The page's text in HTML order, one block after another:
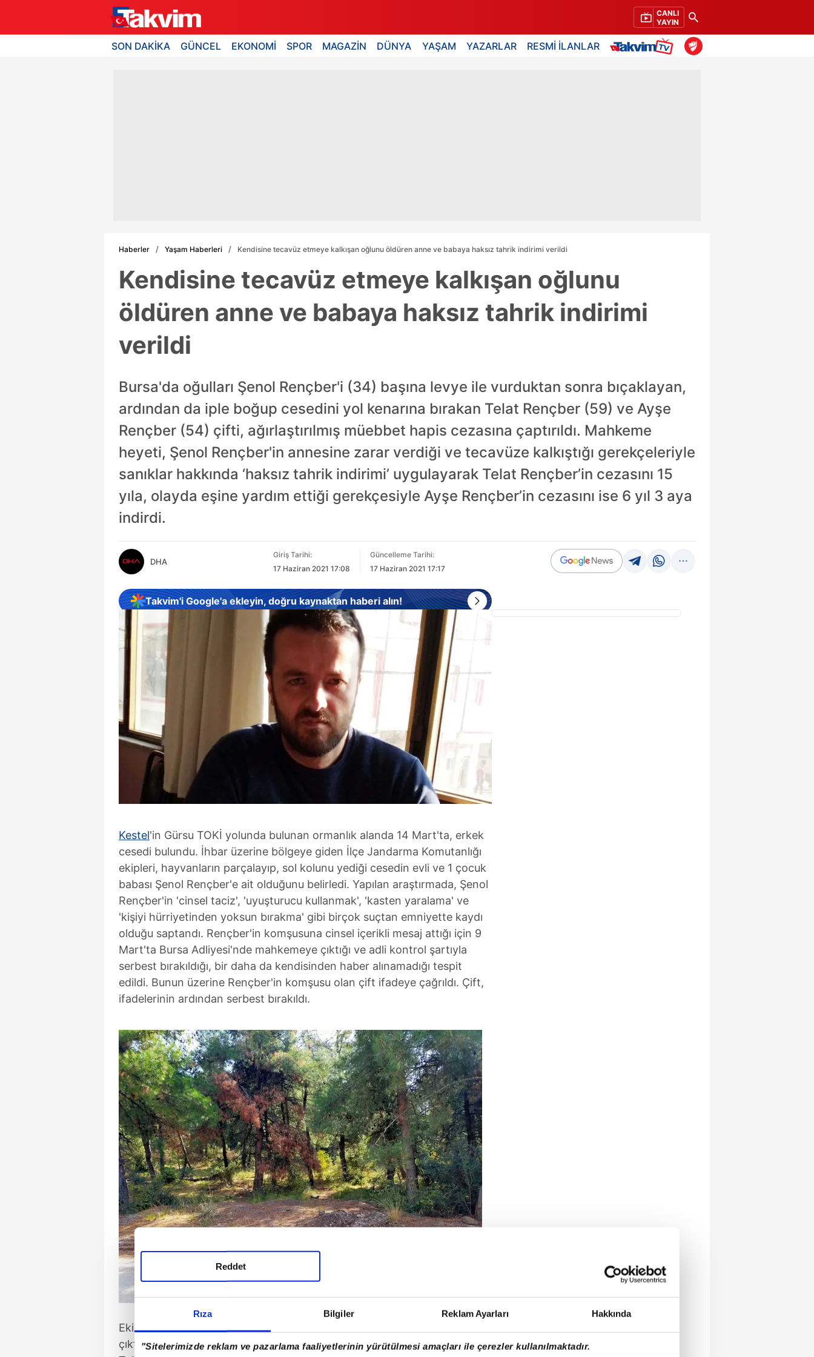
Rıza Bilgiler Reklam Ayarları Hakkında
"Sitelerimizde reklam ve pazarlama faaliyetlerinin yürütülmesi amaçları ile çerezler kullanılmaktadır.
Reddet
CANLI
YAYIN
SON DAKİKA GÜNCEL EKONOMİ SPOR MAGAZİN DÜNYA YAŞAM YAZARLAR RESMİ İLANLAR
Haberler Yaşam Haberleri Kendisine tecavüz etmeye kalkışan oğlunu öldüren anne ve babaya haksız tahrik indirimi verildi
Kendisine tecavüz etmeye kalkışan oğlunu
öldüren anne ve babaya haksız tahrik indirimi
verildi
Bursa'da oğulları Şenol Rençber'i (34) başına levye ile vurduktan sonra bıçaklayan,
ardından da iple boğup cesedini yol kenarına bırakan Telat Rençber (59) ve Ayşe
Rençber (54) çifti, ağırlaştırılmış müebbet hapis cezasına çaptırıldı. Mahkeme
heyeti, Şenol Rençber'in annesine zarar verdiği ve tecavüze kalkıştığı gerekçeleriyle
sanıklar hakkında ‘haksız tahrik indirimi’ uygulayarak Telat Rençber’in cezasını 15
yıla, olayda eşine yardım ettiği gerekçesiyle Ayşe Rençber’in cezasını ise 6 yıl 3 aya
indirdi.
DHA
Giriş Tarihi:
17 Haziran 2021 17:08
Güncelleme Tarihi:
17 Haziran 2021 17:17
Takvim'i Google'a ekleyin, doğru kaynaktan haberi alın!
Kestel'in Gürsu TOKİ yolunda bulunan ormanlık alanda 14 Mart'ta, erkek
cesedi bulundu. İhbar üzerine bölgeye giden İlçe Jandarma Komutanlığı
ekipleri, hayvanların parçalayıp, sol kolunu yediği cesedin evli ve 1 çocuk
babası Şenol Rençber'e ait olduğunu belirledi. Yapılan araştırmada, Şenol
Rençber'in 'cinsel taciz', 'uyuşturucu kullanmak', 'kasten yaralama' ve
'kişiyi hürriyetinden yoksun bırakma' gibi birçok suçtan emniyette kaydı
olduğu saptandı. Rençber'in komşusuna cinsel içerikli mesaj attığı için 9
Mart'ta Bursa Adliyesi'nde mahkemeye çıktığı ve adli kontrol şartıyla
serbest bırakıldığı, bir daha da kendisinden haber alınamadığı tespit
edildi. Bunun üzerine Rençber'in komşusu olan çift ifadeye çağrıldı. Çift,
ifadelerinin ardından serbest bırakıldı.
Ekipler, son olarak Şenol Rençber'in adliyeden babası Telat Rençber ile
çıktığını ve 16 SIB 37 plakalı araca binerek uzaklaştıklarını tespit etti.